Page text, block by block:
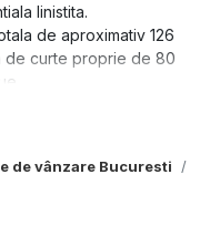
de vânzare Bucuresti
linistita.
de aproximativ 126
de curte proprie de 80